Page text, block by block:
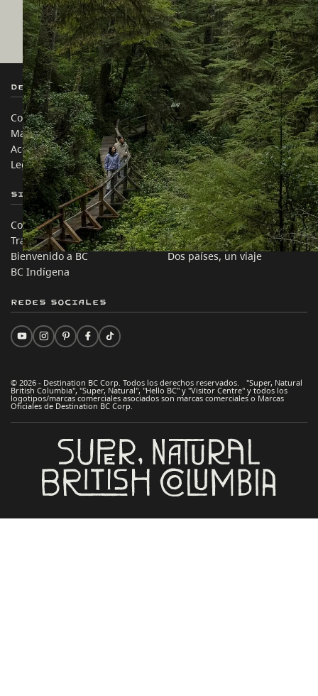
Destination BC
Contáctanos
Mapa del sitio
Acerca de
Legal y Políticas
Nuestros Sitios
Industria de Viajes
Medios
Corporativo
简体中文 – China
Sitios de Socios
Comercio e Inversión BC
Trabaja en BC
Bienvenido a BC
BC Indígena
En este sitio
Ideas de viaje
Consejos Prácticos
Dos países, un viaje
© 2026 - Destination BC Corp. Todos los derechos reservados. "Super, Natural
British Columbia", "Super, Natural", "Hello BC" y "Visitor Centre" y todos los
logotipos/marcas comerciales asociados son marcas comerciales o Marcas
Oficiales de Destination BC Corp.
Redes sociales